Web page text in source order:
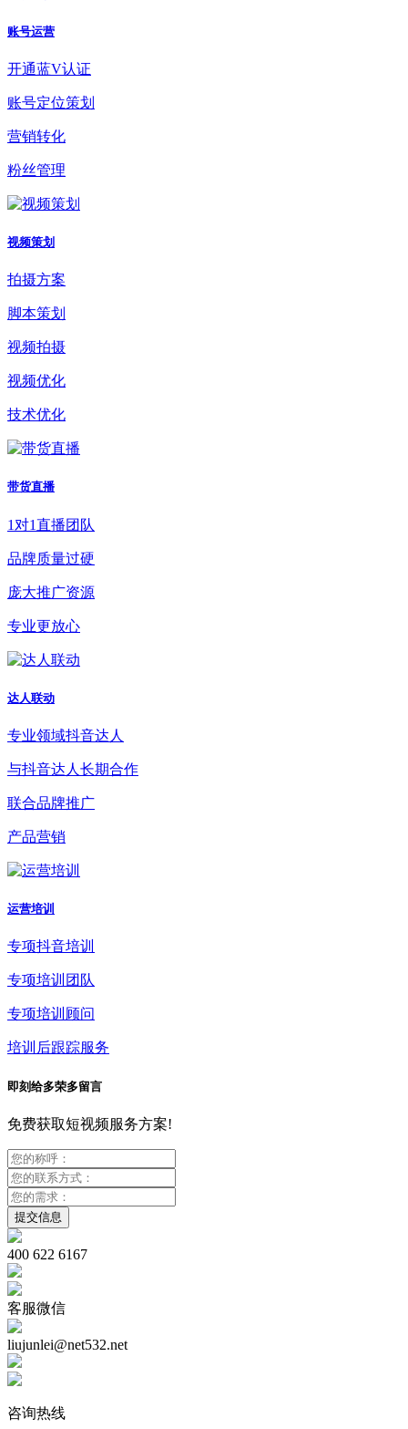
账号运营
开通蓝V认证
账号定位策划
营销转化
粉丝管理
视频策划
拍摄方案
脚本策划
视频拍摄
视频优化
技术优化
带货直播
1对1直播团队
品牌质量过硬
庞大推广资源
专业更放心
达人联动
专业领域抖音达人
与抖音达人长期合作
联合品牌推广
产品营销
运营培训
专项抖音培训
专项培训团队
专项培训顾问
培训后跟踪服务
即刻给多荣多留言
免费获取短视频服务方案!
400 622 6167
客服微信
liujunlei@net532.net
咨询热线